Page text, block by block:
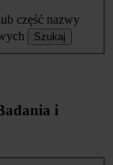
część nazwy
Szukaj
i